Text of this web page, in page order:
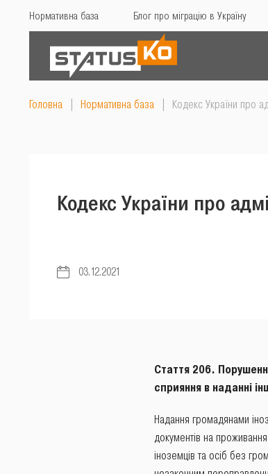
Нормативна база Блог про міграцію в Україну
Головна
Нормативна база Кодекс України про
Кодекс України про
03.12.2021
Стаття 206.
сприяння в наданні
Надання громадянами
документів на
іноземців та осіб без